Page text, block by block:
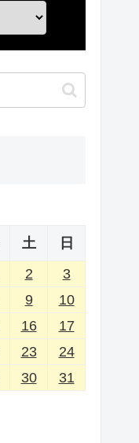
土
日
2
3
9
10
16
17
23
24
30 31